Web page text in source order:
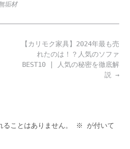
垢材
【カリモク家具】2024年最も売
れたのは！？人気のソファ
BEST10 | 人気の秘密を徹底解
説 →
ことはありません。 ※
が付いて